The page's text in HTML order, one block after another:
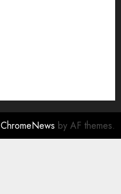
ChromeNews by AF themes.